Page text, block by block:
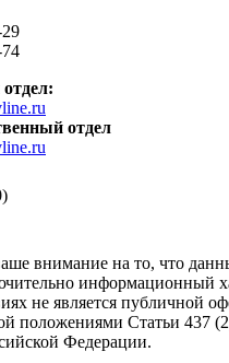
отдел
внимание на то, что
информационный
не является публичной
положениями Статьи 437
Федерации.